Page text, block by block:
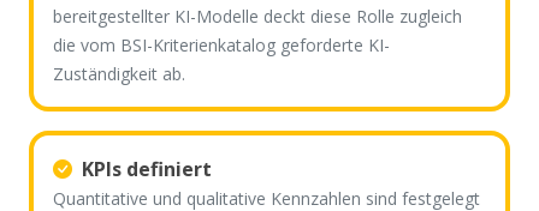
bereitgestellter KI-Modelle deckt diese Rolle zugleich
die vom BSI-Kriterienkatalog geforderte KI-
Zuständigkeit ab.
KPIs definiert
Quantitative und qualitative Kennzahlen sind festgelegt